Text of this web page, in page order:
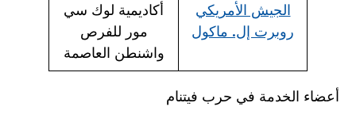
الجيش الأمريكي
روبرت إل. ماكول
أكاديمية لوك سي
مور للفرص
واشنطن العاصمة
أعضاء الخدمة في حرب فيتنام